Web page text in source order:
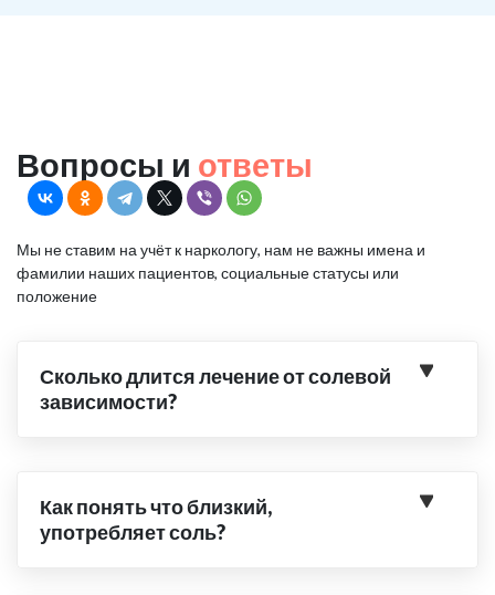
Вопросы и ответы
Мы не ставим на учёт к наркологу, нам не важны имена и
фамилии наших пациентов, социальные статусы или
положение
Сколько длится лечение от солевой
зависимости?
Как понять что близкий,
употребляет соль?